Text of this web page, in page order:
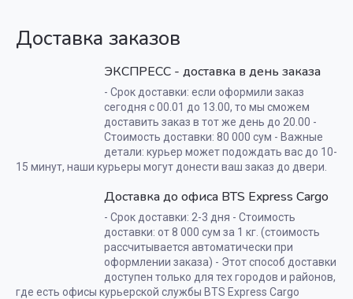
Доставка заказов
ЭКСПРЕСС - доставка в день заказа
- Срок доставки: если оформили заказ
сегодня с 00.01 до 13.00, то мы сможем
доставить заказ в тот же день до 20.00 -
Стоимость доставки: 80 000 сум - Важные
детали: курьер может подождать вас до 10-
15 минут, наши курьеры могут донести ваш заказ до двери.
Доставка до офиса BTS Express Cargo
- Срок доставки: 2-3 дня - Стоимость
доставки: от 8 000 сум за 1 кг. (стоимость
рассчитывается автоматически при
оформлении заказа) - Этот способ доставки
доступен только для тех городов и районов,
где есть офисы курьерской службы BTS Express Cargo